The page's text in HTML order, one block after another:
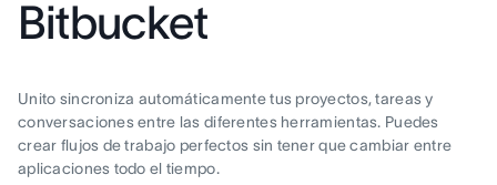
Bitbucket
Unito sincroniza automáticamente tus proyectos, tareas y
conversaciones entre las diferentes herramientas. Puedes
crear flujos de trabajo perfectos sin tener que cambiar entre
aplicaciones todo el tiempo.